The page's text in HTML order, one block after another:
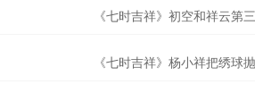
《七时吉祥》初空和祥云第
《七时吉祥》杨小祥把绣球